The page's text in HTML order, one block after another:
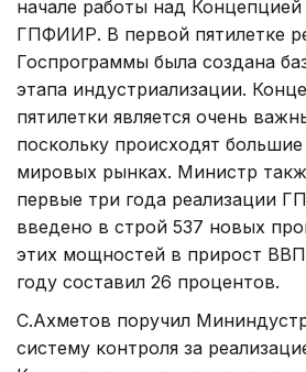
начале работы над
ГПФИИР. В первой пятилетке
Госпрограммы была создана
этапа индустриализации.
пятилетки является очень
поскольку происходят
мировых рынках. Министр
первые три года реализации
введено в строй 537 новых
этих мощностей в прирост
году составил 26 процентов.
С.Ахметов поручил
систему контроля за